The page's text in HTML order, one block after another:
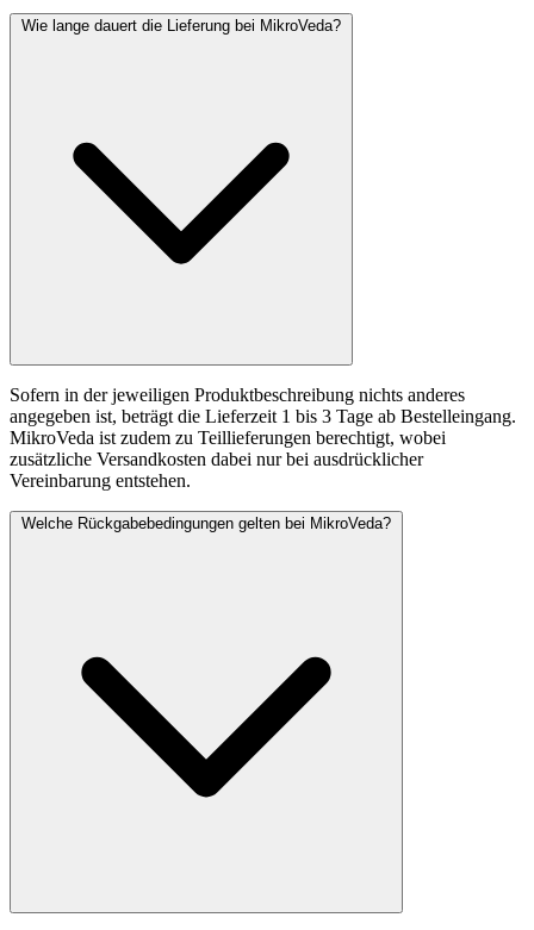
Wie lange dauert die Lieferung bei MikroVeda?
Sofern in der jeweiligen Produktbeschreibung nichts anderes
angegeben ist, beträgt die Lieferzeit 1 bis 3 Tage ab Bestelleingang.
MikroVeda ist zudem zu Teillieferungen berechtigt, wobei
zusätzliche Versandkosten dabei nur bei ausdrücklicher
Vereinbarung entstehen.
Welche Rückgabebedingungen gelten bei MikroVeda?